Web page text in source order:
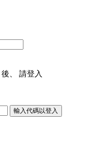
後、 請登入
輸入代碼以登入